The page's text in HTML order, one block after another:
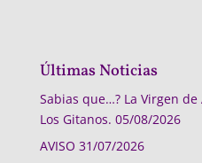
Últimas Noticias
Sabias que…? La Virgen
Los Gitanos. 05/08/2026
AVISO 31/07/2026